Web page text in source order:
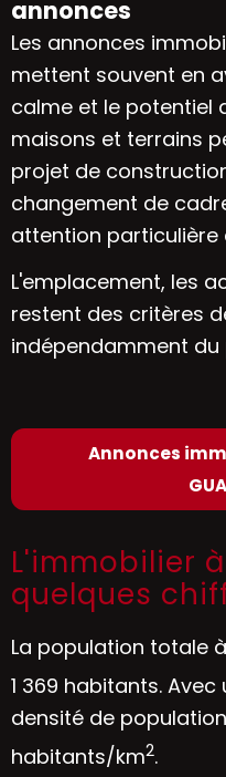
annonces
Les annonces
mettent souvent en
calme et le potentiel
maisons et terrains
projet de
changement de
attention particulière
L'emplacement, les
restent des critères
indépendamment du
Annonces
L'immobilier à
quelques
La population totale à
1 369 habitants.
densité de
habitants/km2.